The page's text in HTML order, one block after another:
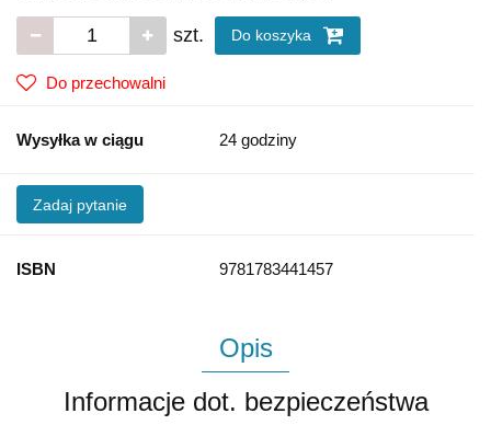
szt. Do koszyka
Do przechowalni
Wysyłka w ciągu 24 godziny
Zadaj pytanie
ISBN 9781783441457
Opis
Informacje dot. bezpieczeństwa